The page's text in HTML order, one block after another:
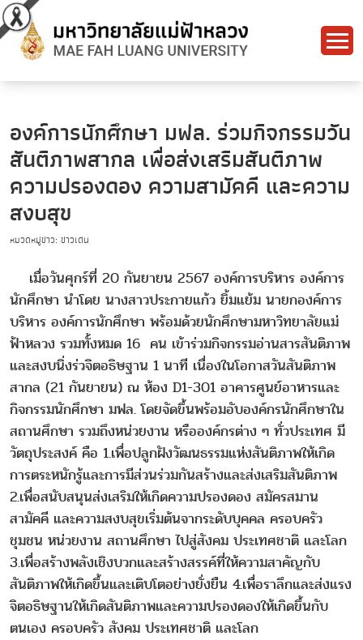
องค์การนักศึกษา มฟล. ร่วมกิจกรรมวัน
สันติภาพสากล เพื่อส่งเสริมสันติภาพ
ความปรองดอง ความสามัคคี และความ
สงบสุข
หมวดหมู่ข่าว: ข่าวเด่น
เมื่อวันศุกร์ที่ 20 กันยายน 2567 องค์การบริหาร องค์การ
นักศึกษา นำโดย นางสาวประกายแก้ว ยิ้มแย้ม นายกองค์การ
บริหาร องค์การนักศึกษา พร้อมด้วยนักศึกษามหาวิทยาลัยแม่
ฟ้าหลวง รวมทั้งหมด 16 คน เข้าร่วมกิจกรรมอ่านสารสันติภาพ
และสงบนิ่งร่วจิตอธิษฐาน 1 นาที เนื่องในโอกาสวันสันติภาพ
สากล (21 กันยายน) ณ ห้อง D1-301 อาคารศูนย์อาหารและ
กิจกรรมนักศึกษา มฟล. โดยจัดขึ้นพร้อมอับองค์กรนักศึกษาใน
สถานศึกษา รวมถึงหน่วยงาน หรือองค์กรต่าง ๆ ทั่วประเทศ มี
วัตถุประสงค์ คือ 1.เพื่อปลูกฝังวัฒนธรรมแห่งสันติภาพให้เกิด
การตระหนักรู้และการมีส่วนร่วมกันสร้างและส่งเสริมสันติภาพ
2.เพื่อสนับสนุนส่งเสริมให้เกิดความปรองดอง สมัครสมาน
สามัคคี และความสงบสุขเริ่มต้นจากระดับบุคคล ครอบครัว
ชุมชน หน่วยงาน สถานศึกษา ไปสู่สังคม ประเทศชาติ และโลก
3.เพื่อสร้างพลังเชิงบวกและสร้างสรรค์ที่ให้ความสาคัญกับ
สันติภาพให้เกิดขึ้นและเติบโตอย่างยั่งยืน 4.เพื่อราลึกและส่งแรง
จิตอธิษฐานให้เกิดสันติภาพและความปรองดองให้เกิดขึ้นกับ
ตนเอง ครอบครัว สังคม ประเทศชาติ และโลก